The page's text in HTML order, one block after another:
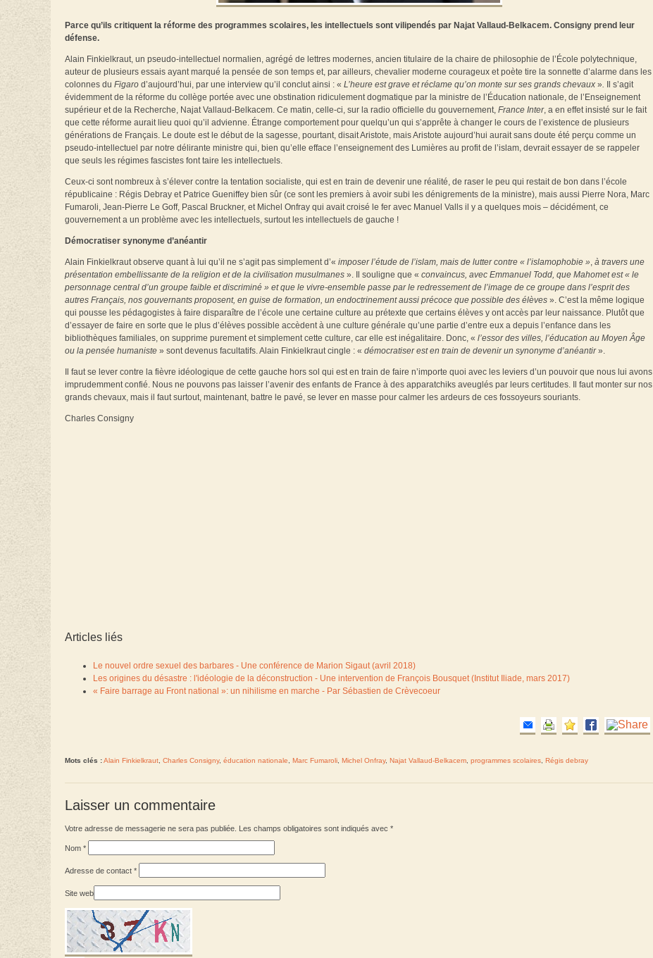
Parce qu’ils critiquent la réforme des programmes scolaires, les intellectuels sont vilipendés par Najat Vallaud-Belkacem. Consigny prend leur
défense.
Alain Finkielkraut, un pseudo-intellectuel normalien, agrégé de lettres modernes, ancien titulaire de la chaire de philosophie de l’École polytechnique,
auteur de plusieurs essais ayant marqué la pensée de son temps et, par ailleurs, chevalier moderne courageux et poète tire la sonnette d’alarme dans les
colonnes du Figaro d’aujourd’hui, par une interview qu’il conclut ainsi : « L’heure est grave et réclame qu’on monte sur ses grands chevaux ».
Il s’agit
évidemment de la réforme du collège portée avec une obstination ridiculement dogmatique par la ministre de l’Éducation nationale, de l’Enseignement
supérieur et de la Recherche, Najat Vallaud-Belkacem. Ce matin, celle-ci, sur la radio officielle du gouvernement, France Inter, a en effet insisté sur le fait
que cette réforme aurait lieu quoi qu’il advienne. Étrange comportement pour quelqu’un qui s’apprête à changer le cours de l’existence de plusieurs
générations de Français. Le doute est le début de la sagesse, pourtant, disait Aristote, mais Aristote aujourd’hui aurait sans doute été perçu comme un
pseudo-intellectuel par notre délirante ministre qui, bien qu’elle efface l’enseignement des Lumières au profit de l’islam, devrait essayer de se rappeler
que seuls les régimes fascistes font taire les intellectuels.
Ceux-ci sont nombreux à s’élever contre la tentation socialiste, qui est en train de devenir une réalité, de raser le peu qui restait de bon dans l’école
républicaine : Régis Debray et Patrice Gueniffey bien sûr (ce sont les premiers à avoir subi les dénigrements de la ministre), mais aussi Pierre Nora, Marc
Fumaroli, Jean-Pierre Le Goff, Pascal Bruckner, et Michel Onfray qui avait croisé le fer avec Manuel Valls il y a quelques mois – décidément, ce
gouvernement a un problème avec les intellectuels, surtout les intellectuels de gauche !
Démocratiser synonyme d’anéantir
Alain Finkielkraut observe quant à lui qu’il ne s’agit pas simplement d’« imposer l’étude de l’islam, mais de lutter contre « l’islamophobie », à travers une
présentation embellissante de la religion et de la civilisation musulmanes ». Il souligne que « convaincus, avec Emmanuel Todd, que Mahomet est « le
personnage central d’un groupe faible et discriminé » et que le vivre-ensemble passe par le redressement de l’image de ce groupe dans l’esprit des
autres Français, nos gouvernants proposent, en guise de formation, un endoctrinement aussi précoce que possible des élèves ». C’est la même logique
qui pousse les pédagogistes à faire disparaître de l’école une certaine culture au prétexte que certains élèves y ont accès par leur naissance. Plutôt que
d’essayer de faire en sorte que le plus d’élèves possible accèdent à une culture générale qu’une partie d’entre eux a depuis l’enfance dans les
bibliothèques familiales, on supprime purement et simplement cette culture, car elle est inégalitaire. Donc, « l’essor des villes, l’éducation au Moyen Âge
ou la pensée humaniste » sont devenus facultatifs. Alain Finkielkraut cingle : « démocratiser est en train de devenir un synonyme d’anéantir».
Il faut se lever contre la fièvre idéologique de cette gauche hors sol qui est en train de faire n’importe quoi avec les leviers d’un pouvoir que nous lui avons
imprudemment confié. Nous ne pouvons pas laisser l’avenir des enfants de France à des apparatchiks aveuglés par leurs certitudes. Il faut monter sur nos
grands chevaux, mais il faut surtout, maintenant, battre le pavé, se lever en masse pour calmer les ardeurs de ces fossoyeurs souriants.
Charles Consigny
Articles liés
Le nouvel ordre sexuel des barbares - Une conférence de Marion Sigaut (avril 2018)
Les origines du désastre : l'idéologie de la déconstruction - Une intervention de François Bousquet (Institut Iliade, mars 2017)
« Faire barrage au Front national »: un nihilisme en marche - Par Sébastien de Crèvecoeur
Mots clés :Alain Finkielkraut Charles Consigny, éducation nationale Marc Fumaroli Michel Onfray, Najat Vallaud-Belkacem programmes scolaires Régis debray
Laisser un commentaire
Votre adresse de messagerie ne sera pas publiée. Les champs obligatoires sont indiqués avec *
Nom *
Adresse de contact *
Site web